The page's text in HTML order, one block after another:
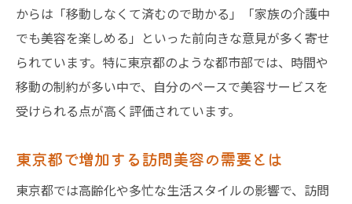
からは「移動しなくて済むので助かる」「家族の介護中
でも美容を楽しめる」といった前向きな意見が多く寄せ
られています。特に東京都のような都市部では、時間や
移動の制約が多い中で、自分のペースで美容サービスを
受けられる点が高く評価されています。
東京都で増加する訪問美容の需要とは
東京都では高齢化や多忙な生活スタイルの影響で、訪問